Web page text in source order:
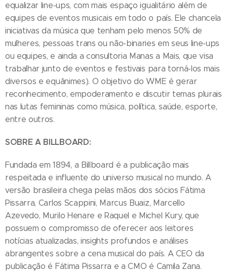
equalizar line-ups, com mais espaço igualitário além de
equipes de eventos musicais em todo o país. Ele chancela
iniciativas da música que tenham pelo menos 50% de
mulheres, pessoas trans ou não-binaries em seus line-ups
ou equipes, e ainda a consultoria Manas a Mais, que visa
trabalhar junto de eventos e festivais para torná-los mais
diversos e equânimes). O objetivo do WME é gerar
reconhecimento, empoderamento e discutir temas plurais
nas lutas femininas como música, política, saúde, esporte,
entre outros.
SOBRE A BILLBOARD:
Fundada em 1894, a Billboard é a publicação mais
respeitada e influente do universo musical no mundo. A
versão brasileira chega pelas mãos dos sócios Fátima
Pissarra, Carlos Scappini, Marcus Buaiz, Marcello
Azevedo, Murilo Henare e Raquel e Michel Kury, que
possuem o compromisso de oferecer aos leitores
notícias atualizadas, insights profundos e análises
abrangentes sobre a cena musical do país. A CEO da
publicação é Fátima Pissarra e a CMO é Camila Zana.